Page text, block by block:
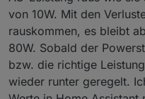
von 10W. Mit den
rauskommen, es bleibt
80W. Sobald der
bzw. die richtige
wieder runter geregelt.